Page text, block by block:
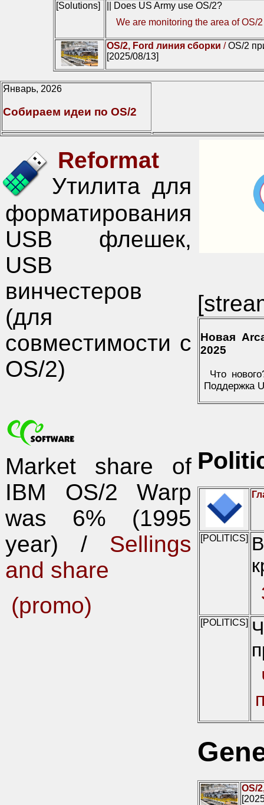
[Solutions]
|| Does US Army use OS/2?
We are monitoring the area of OS/
OS/2, Ford линия сборки /OS/2
[2025/08/13]
Январь, 2026
Собираем идеи по OS/2
Reformat
Утилита для
форматирования
USB флешек,
USB
винчестеров
(для
совместимости с
OS/2)
Market share of
IBM OS/2 Warp
was 6% (1995
year) / Sellings
and share
(promo)
Новая
2025
Что
Поддержка
[POLITICS]
[POLITICS]
OS/